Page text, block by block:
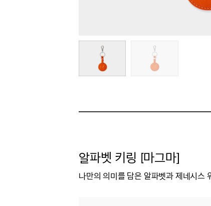
알파벳 키링 [마그마]
나만의 의미를 담은 알파벳과 제네시스